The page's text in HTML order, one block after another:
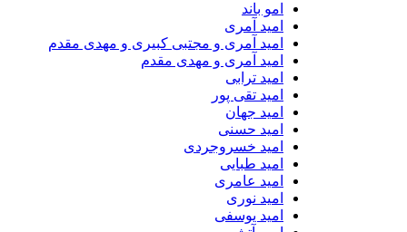
امو باند
امید آمری
امید آمری و مجتبی کبیری و مهدى مقدم
امید آمری و مهدی مقدم
امید ترابی
امید تقی پور
امید جهان
امید حسنی
امید خسروجردی
امید طبایی
امید عامری
امید نوری
امید یوسفی